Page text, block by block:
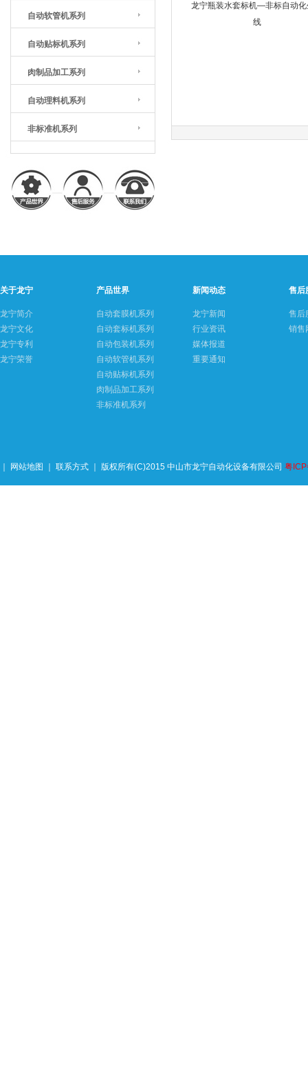
自动软管机系列
自动贴标机系列
肉制品加工系列
自动理料机系列
非标准机系列
龙宁瓶装水套标机—非标自动化
线
关于龙宁
龙宁简介
龙宁文化
龙宁专利
龙宁荣誉
产品世界
自动套膜机系列
自动套标机系列
自动包装机系列
自动软管机系列
自动贴标机系列
肉制品加工系列
非标准机系列
新闻动态
龙宁新闻
行业资讯
媒体报道
重要通知
售后
售后
销售
｜ 网站地图 ｜ 联系方式 ｜ 版权所有(C)2015 中山市龙宁自动化设备有限公司 粤